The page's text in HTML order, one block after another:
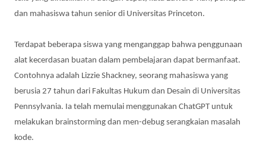
dan mahasiswa tahun senior di Universitas Princeton.
Terdapat beberapa siswa yang menganggap bahwa penggunaan
alat kecerdasan buatan dalam pembelajaran dapat bermanfaat.
Contohnya adalah Lizzie Shackney, seorang mahasiswa yang
berusia 27 tahun dari Fakultas Hukum dan Desain di Universitas
Pennsylvania. Ia telah memulai menggunakan ChatGPT untuk
melakukan brainstorming dan men-debug serangkaian masalah
kode.